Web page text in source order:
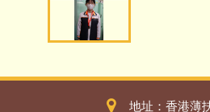
地址：香港薄